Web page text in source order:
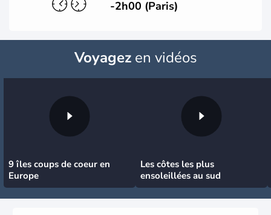
-2h00 (Paris)
Voyagezen vidéos
9 îles coups de coeur en
Europe
Les côtes les plus
ensoleillées au sud